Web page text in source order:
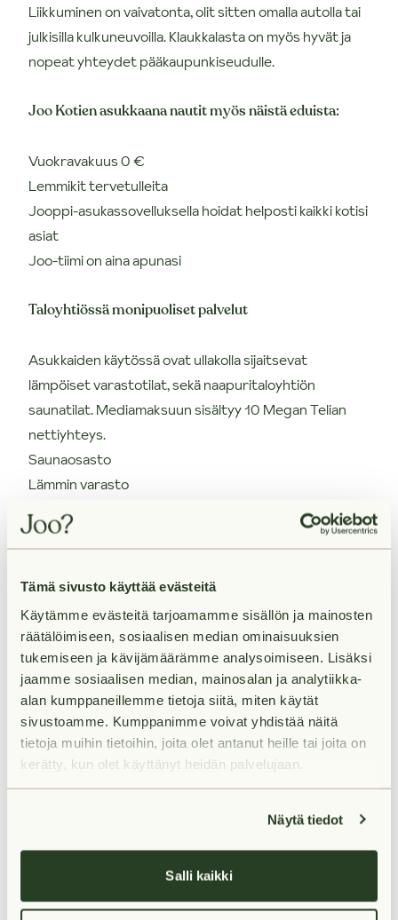
Tämä sivusto käyttää evästeitä
Käytämme evästeitä tarjoamamme sisällön ja mainosten
räätälöimiseen, sosiaalisen median ominaisuuksien
tukemiseen ja kävijämäärämme analysoimiseen. Lisäksi
jaamme sosiaalisen median, mainosalan ja analytiikka-
alan kumppaneillemme tietoja siitä, miten käytät
sivustoamme. Kumppanimme voivat yhdistää näitä
tietoja muihin tietoihin, joita olet antanut heille tai joita on
kerätty, kun olet käyttänyt heidän palvelujaan.
Näytä tiedot
Salli kaikki
Liikkuminen on vaivatonta, olit sitten omalla autolla tai
julkisilla kulkuneuvoilla. Klaukkalasta on myös hyvät ja
nopeat yhteydet pääkaupunkiseudulle.
Joo Kotien asukkaana nautit myös näistä eduista:
Vuokravakuus 0 €
Lemmikit tervetulleita
Jooppi-asukassovelluksella hoidat helposti kaikki kotisi
asiat
Joo-tiimi on aina apunasi
Taloyhtiössä monipuoliset palvelut
Asukkaiden käytössä ovat ullakolla sijaitsevat
lämpöiset varastotilat, sekä naapuritaloyhtiön
saunatilat. Mediamaksuun sisältyy 10 Megan Telian
nettiyhteys.
Saunaosasto
Lämmin varasto
10M Telian taloyhtiölaajakaista
autopaikkoja, sekä katospaikkoja. Kysy hinnat ja
saatavuus erikseen asunnon vuokraajalta.
Vuokrasopimuksen ehdot
Vuokrasopimus on toistaiseksi voimassa oleva.
Sopimuksen ensimmäinen mahdollinen päättymispäivä
on kuuden (6) kuukauden kuluttua. Edellytämme
sähkösopimuksen valitsemansa sähköyhtiön kanssa.
Olisiko tässä uusi kotisi?